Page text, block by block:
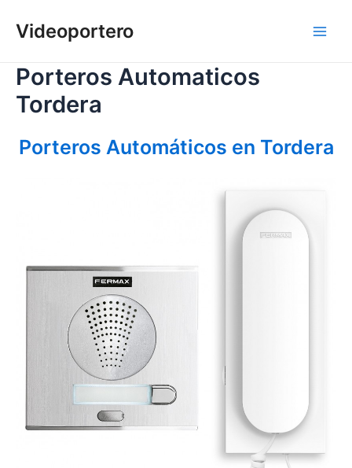
Videoportero
Porteros Automaticos
Tordera
Porteros Automáticos en Tordera